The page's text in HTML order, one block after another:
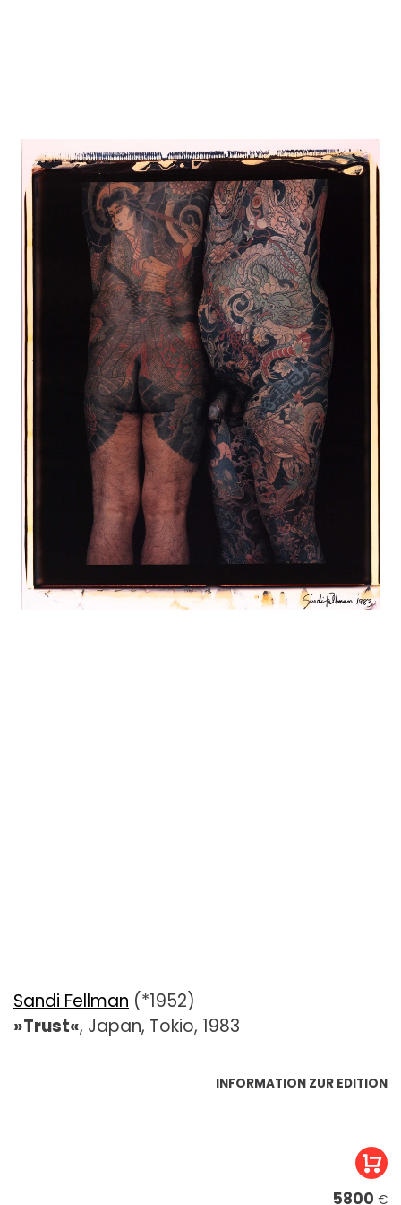
Sandi Fellman (*1952)
»Trust«, Japan, Tokio, 1983
INFORMATION ZUR EDITION
5800 €